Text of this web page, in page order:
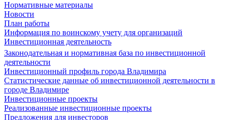
Нормативные материалы
Новости
План работы
Информация по воинскому учету для организаций
Инвестиционная деятельность
Законодательная и нормативная база по инвестиционной
деятельности
Инвестиционный профиль города Владимира
Статистические данные об инвестиционной деятельности в
городе Владимире
Инвестиционные проекты
Реализованные инвестиционные проекты
Предложения для инвесторов